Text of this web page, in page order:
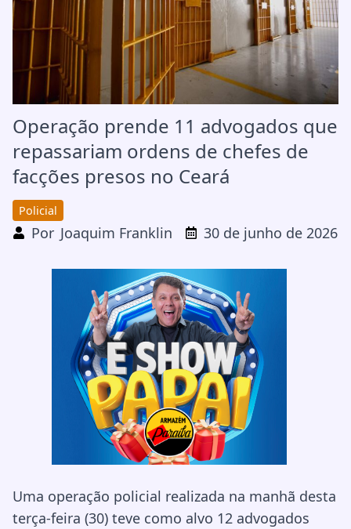
Operação prende 11 advogados que
repassariam ordens de chefes de
facções presos no Ceará
Policial
Por Joaquim Franklin 30 de junho de 2026
Uma operação policial realizada na manhã desta
terça-feira (30) teve como alvo 12 advogados